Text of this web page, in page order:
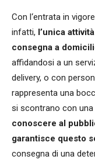
Con l‘entrata in
infatti, l’unica
consegna a
affidandosi a un
delivery, o con
rappresenta una
si scontrano con
conoscere al
garantisce questo
consegna di una